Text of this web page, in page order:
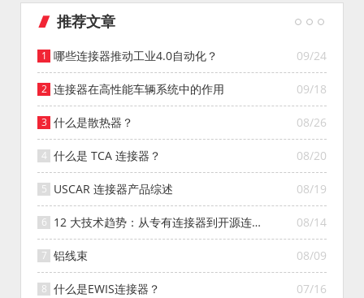
推荐文章
09/24
哪些连接器推动工业4.0自动化？
09/18
连接器在高性能车辆系统中的作用
08/26
什么是散热器？
08/20
什么是 TCA 连接器？
08/19
USCAR 连接器产品综述
08/14
12 大技术趋势：从专有连接器到开源连接
器的演变
08/09
铝线束
07/16
什么是EWIS连接器？